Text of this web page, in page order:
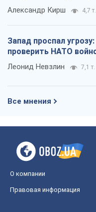
Александр Кирш 4,7 т.
Запад проспал
проверить НАТО
Леонид Невзлин 7,1 т.
Все мнения
О компании
Правовая информация